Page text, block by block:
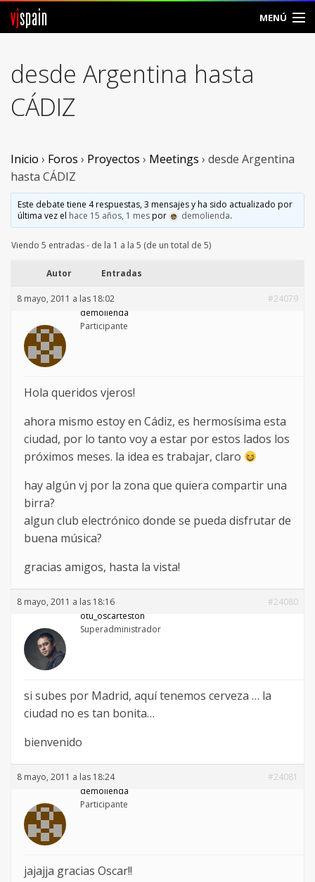
vjspain MENÚ
Foros
Noticias
Vjspain
Ayuda
Contacto
Entrar
desde Argentina hasta
CÁDIZ
Inicio › Foros › Proyectos › Meetings › desde Argentina
hasta CÁDIZ
Este debate tiene 4 respuestas, 3 mensajes y ha sido actualizado por
última vez el hace 15 años, 1 mespor demolienda.
Viendo 5 entradas - de la 1 a la 5 (de un total de 5)
Autor Entradas
8 mayo, 2011 a las 18:02
#24079
demolienda
Participante
Hola queridos vjeros!
ahora mismo estoy en Cádiz, es hermosísima esta
ciudad, por lo tanto voy a estar por estos lados los
próximos meses. la idea es trabajar, claro
hay algún vj por la zona que quiera compartir una
birra?
algun club electrónico donde se pueda disfrutar de
buena música?
gracias amigos, hasta la vista!
8 mayo, 2011 a las 18:16
#24080
otu_oscarteston
Superadministrador
si subes por Madrid, aquí tenemos cerveza … la
ciudad no es tan bonita…
bienvenido
8 mayo, 2011 a las 18:24
#24081
demolienda
Participante
jajajja gracias Oscar!!